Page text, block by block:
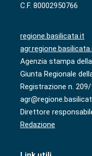
C.F. 80002950766
regione.basilicata.it
Agenzia stampa della
Giunta Regionale
Registrazione n.
Direttore
Redazione